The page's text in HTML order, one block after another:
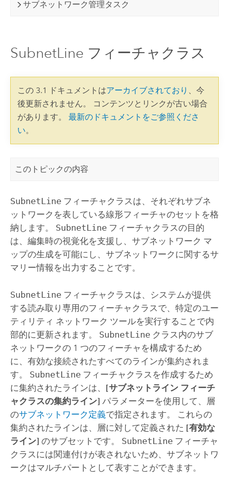
サブネットワーク管理タスク
SubnetLine フィーチャクラス
この 3.1 ドキュメントはアーカイブされており 、今
後更新されません。 コンテンツとリンクが古い場合
があります。 最新のドキュメントをご参照くださ
い。
このトピックの内容
SubnetLineフィーチャクラスは、それぞれサブネ
ットワークを表している線形フィーチャのセットを格
納します。 SubnetLineフィーチャクラスの目的
は、編集時の視覚化を支援し、サブネットワーク マ
ップの生成を可能にし、サブネットワークに関するサ
マリー情報を出力することです。
SubnetLineフィーチャクラスは、システムが提供
する読み取り専用のフィーチャクラスで、特定のユー
ティリティ ネットワーク ツールを実行することで内
部的に更新されます。 SubnetLineクラス内のサブ
ネットワークの 1 つのフィーチャを構成するため
に、有効な接続されたすべてのラインが集約されま
す。 SubnetLineフィーチャクラスを作成するため
に集約されたラインは、 [サブネットライン フィーチ
ャクラスの集約ライン] パラメーターを使用して、層
のサブネットワーク定義で指定されます。 これらの
集約されたラインは、層に対して定義された [有効な
ライン] のサブセットです。 SubnetLineフィーチャ
クラスには関連付けが表されないため、サブネットワ
ークはマルチパートとして表すことができます。